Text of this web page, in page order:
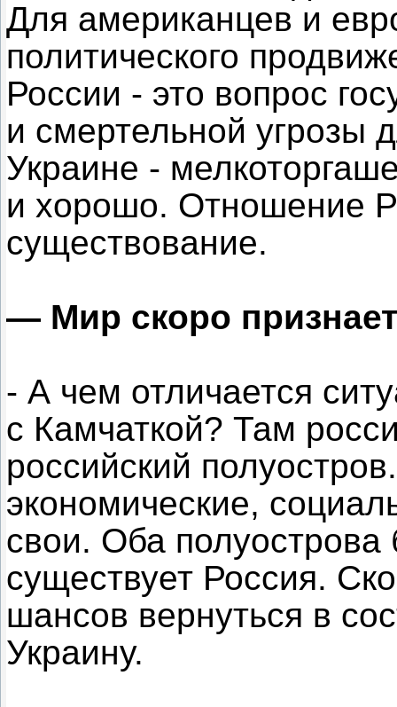
Для американцев и
политического
России - это вопрос
и смертельной угрозы
Украине -
и хорошо. Отношение
существование.
— Мир скоро
- А чем отличается
с Камчаткой? Там
российский
экономические,
свои. Оба полуострова
существует Россия.
шансов вернуться в
Украину.